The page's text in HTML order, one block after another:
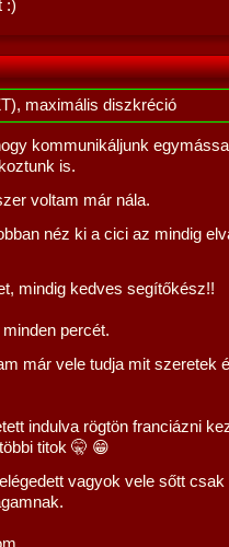
:)
maximális diszkréció
kommunikáljunk
is.
voltam már nála.
néz ki a cici az mindig
mindig kedves segítőkész!!
percét.
már vele tudja mit szeretek
indulva rögtön franciázni
titok 🤫 😁
vagyok vele sőtt csak